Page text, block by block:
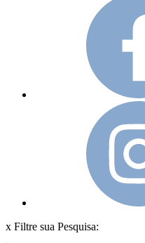
x Filtre sua Pesquisa: